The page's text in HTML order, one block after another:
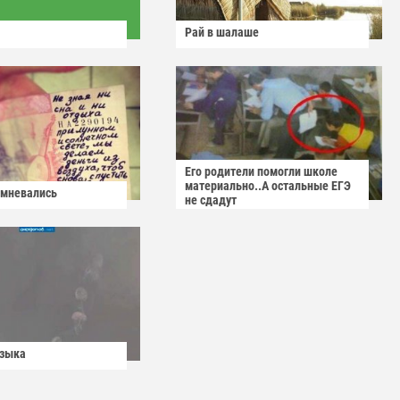
Рай в шалаше
Его родители помогли школе
материально..А остальные ЕГЭ
не сдадут